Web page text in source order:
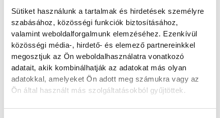
Sütiket használunk a tartalmak és hirdetések személyre
szabásához, közösségi funkciók biztosításához,
valamint weboldalforgalmunk elemzéséhez. Ezenkívül
közösségi média-, hirdető- és elemező partnereinkkel
megosztjuk az Ön weboldalhasználatra vonatkozó
adatait, akik kombinálhatják az adatokat más olyan
adatokkal, amelyeket Ön adott meg számukra vagy az
Ön által használt más szolgáltatásokból gyűjtöttek.
szereplésükre is.
"Ahogy elnézem, több Bundesliga-csapat
egyből észreveszi a problémát és szenved,
amikor két-három játékosa hiányzik. Mi
ezzel küzdünk másfél éve" - idézte fel.